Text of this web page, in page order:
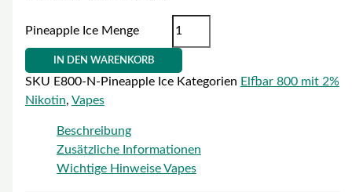
Pineapple Ice Menge
IN DEN WARENKORB
SKU E800-N-Pineapple Ice Kategorien Elfbar 800 mit 2%
Nikotin, Vapes
Beschreibung
Zusätzliche Informationen
Wichtige Hinweise Vapes